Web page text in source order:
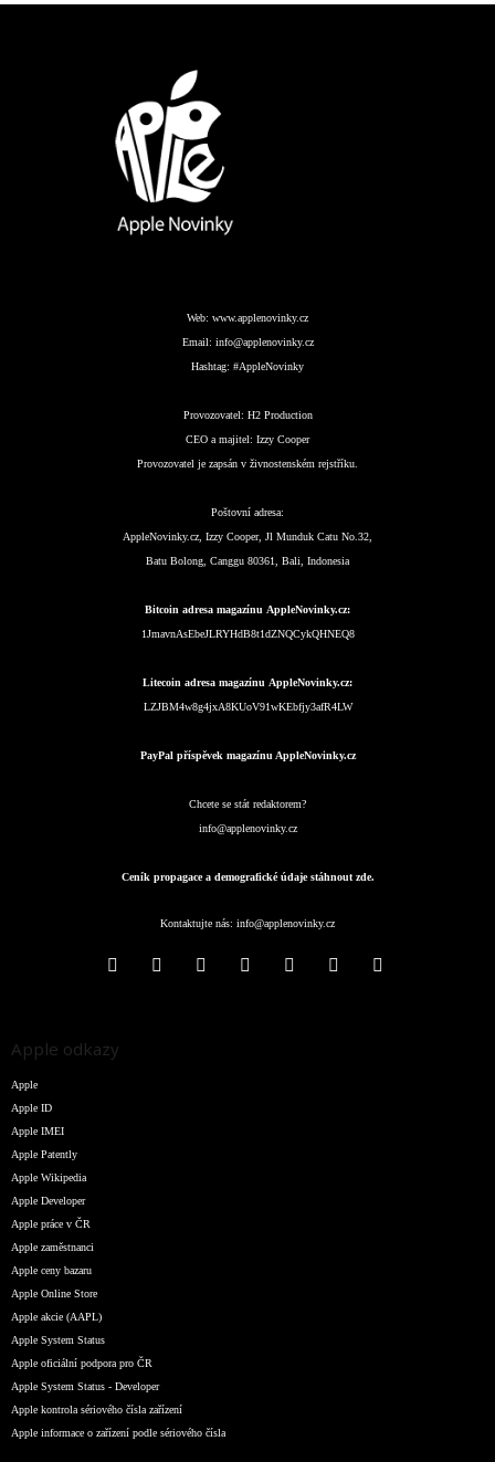
Web: www.applenovinky.cz
Email: info@applenovinky.cz
Hashtag: #AppleNovinky
Provozovatel: H2 Production
CEO a majitel: Izzy Cooper
Provozovatel je zapsán v živnostenském rejstříku.
Poštovní adresa:
AppleNovinky.cz, Izzy Cooper, Jl Munduk Catu No.32,
Batu Bolong, Canggu 80361, Bali, Indonesia
Bitcoin adresa magazínu AppleNovinky.cz:
1JmavnAsEbeJLRYHdB8t1dZNQCykQHNEQ8
Litecoin adresa magazínu AppleNovinky.cz:
LZJBM4w8g4jxA8KUoV91wKEbfjy3afR4LW
PayPal příspěvek magazínu AppleNovinky.cz
Chcete se stát redaktorem?
info@applenovinky.cz
Ceník propagace a demografické údaje stáhnout zde.
Kontaktujte nás: info@applenovinky.cz
Apple odkazy
Apple
Apple ID
Apple IMEI
Apple Patently
Apple Wikipedia
Apple Developer
Apple práce v ČR
Apple zaměstnanci
Apple ceny bazaru
Apple Online Store
Apple akcie (AAPL)
Apple System Status
Apple oficiální podpora pro ČR
Apple System Status - Developer
Apple kontrola sériového čísla zařízení
Apple informace o zařízení podle sériového čísla